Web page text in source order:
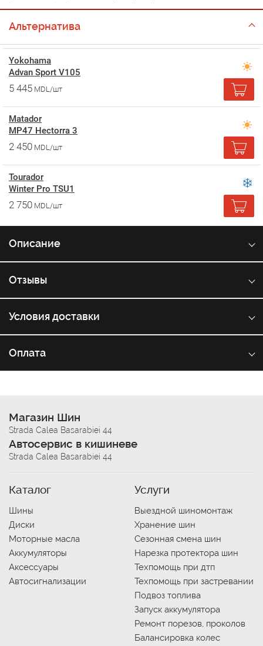
Альтернатива
Yokohama
Advan Sport V105
5 445 MDL/шт
Matador
MP47 Hectorra 3
2 450 MDL/шт
Tourador
Winter Pro TSU1
2 750 MDL/шт
Описание
Отзывы
Условия доставки
Оплата
Магазин Шин
Strada Calea Basarabiei 44
Автосервис в кишиневе
Strada Calea Basarabiei 44
Каталог
Шины
Диски
Моторные масла
Аккумуляторы
Аксессуары
Автосигнализации
Услуги
Выездной шиномонтаж
Хранение шин
Сезонная смена шин
Нарезка протектора шин
Техпомощь при дтп
Техпомощь при застревании
Подвоз топлива
Запуск аккумулятора
Ремонт порезов, проколов
Балансировка колес